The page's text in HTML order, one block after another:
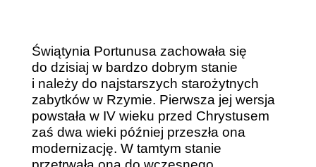
Świątynia Portunusa zachowała się
do dzisiaj w bardzo dobrym stanie
i należy do najstarszych starożytnych
zabytków w Rzymie. Pierwsza jej wersja
powstała w IV wieku przed Chrystusem
zaś dwa wieki później przeszła ona
modernizację. W tamtym stanie